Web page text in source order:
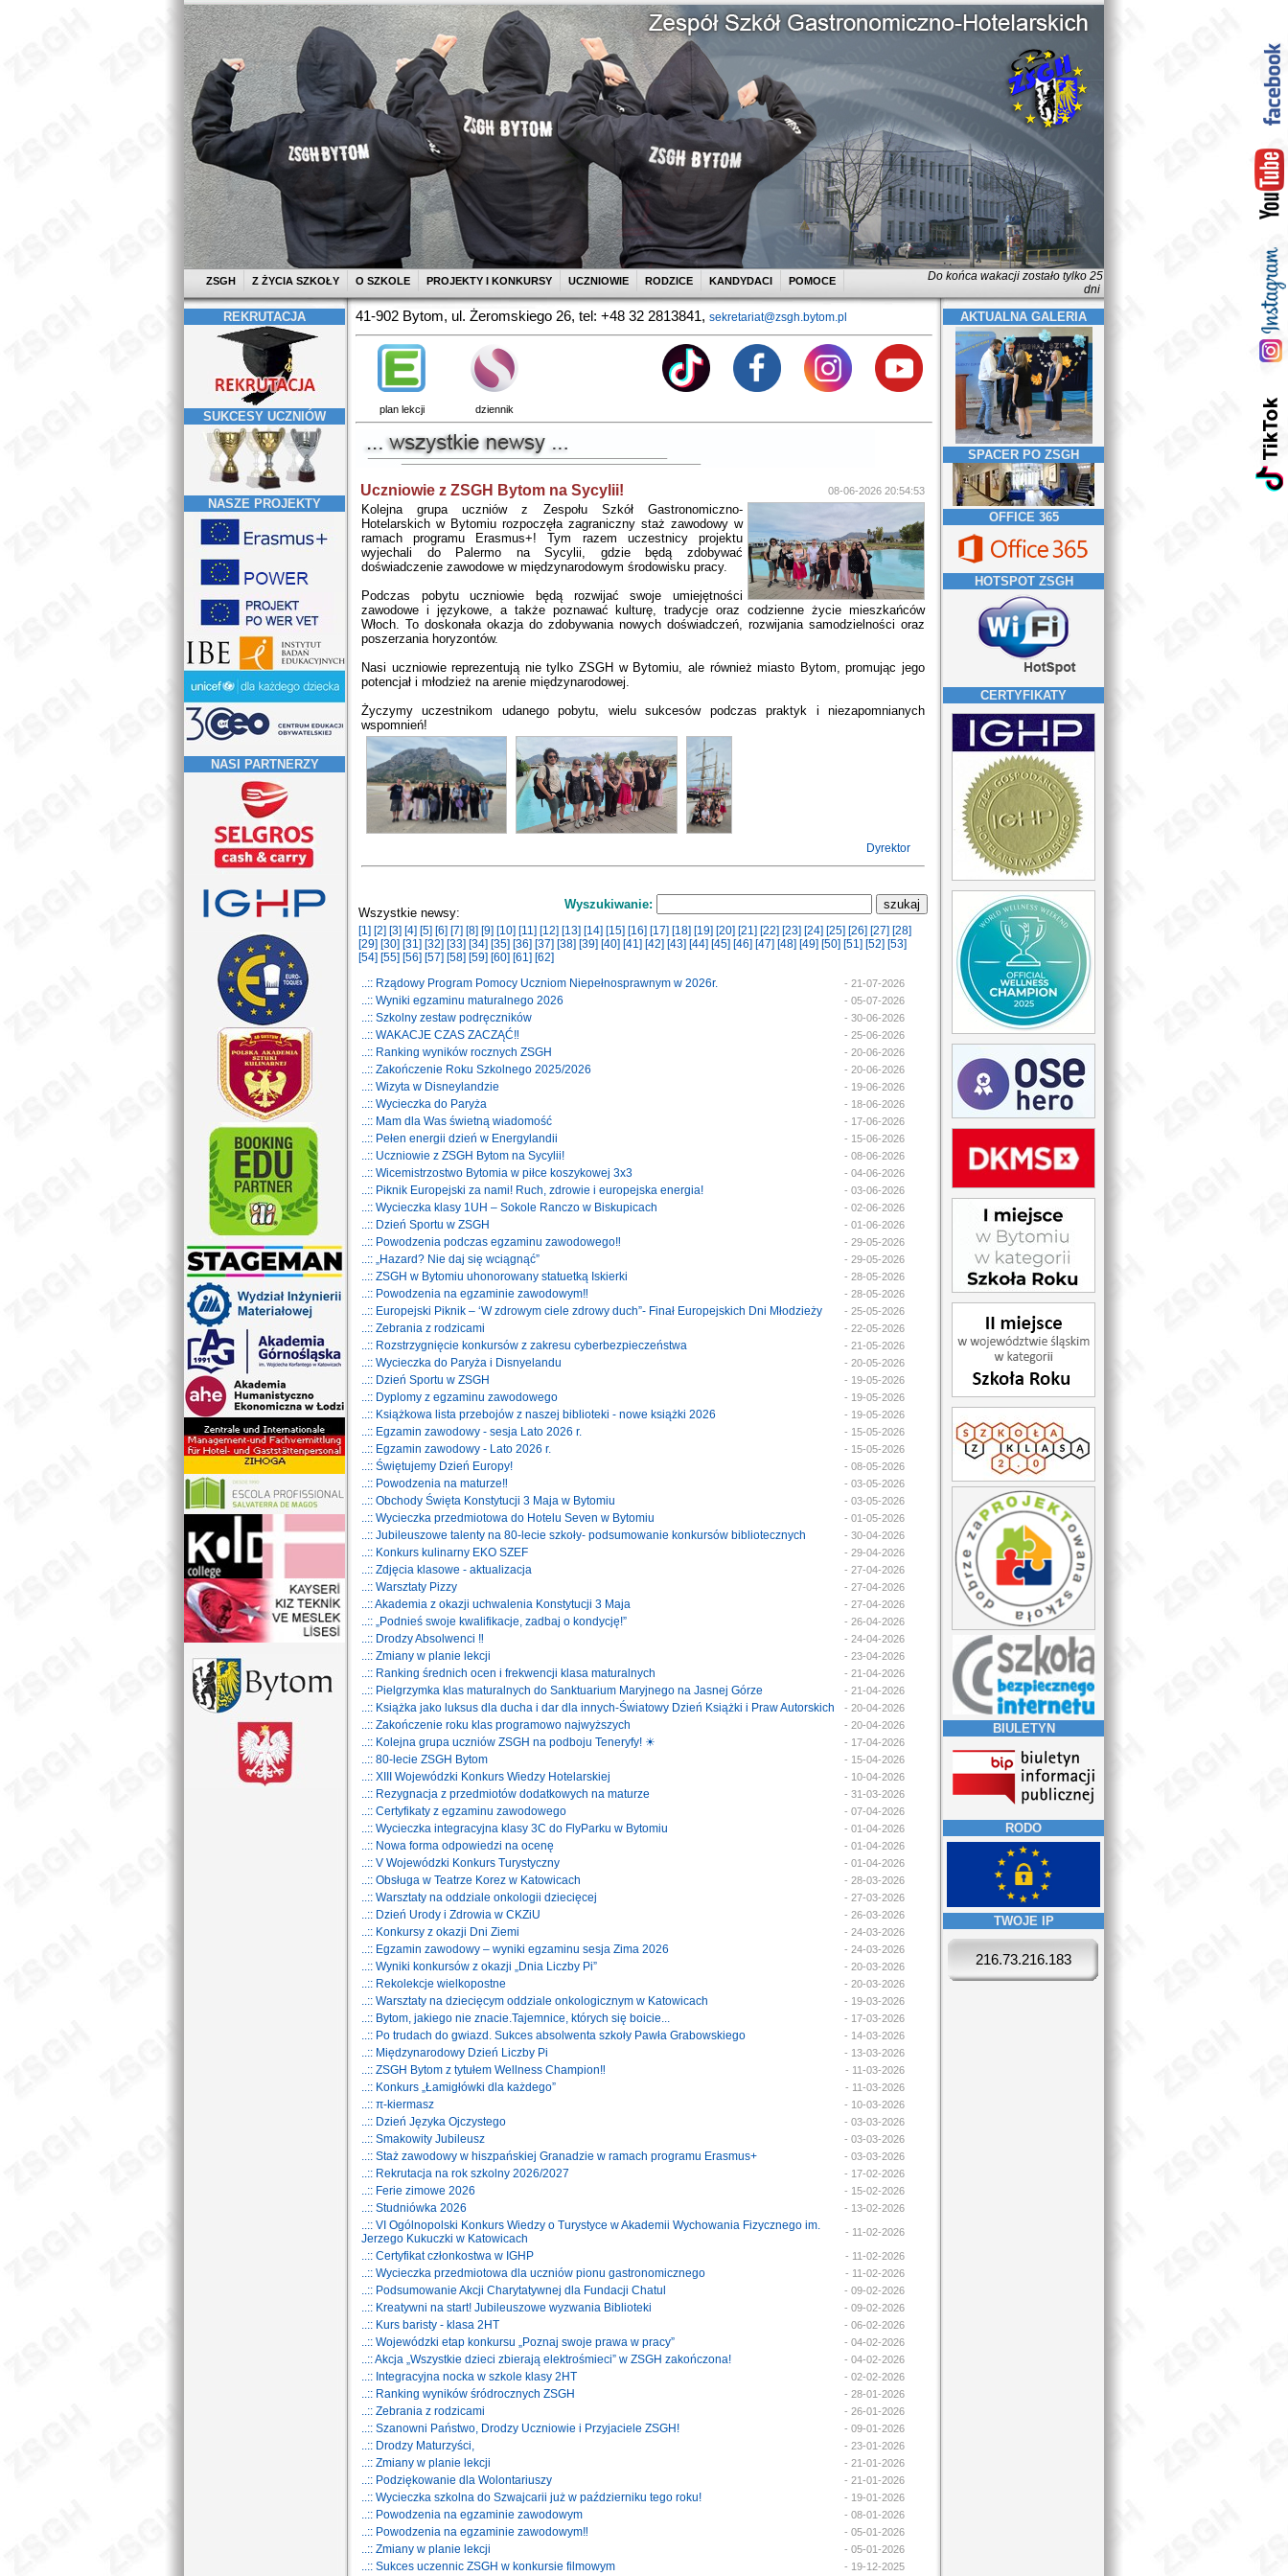
ZSGH Z ŻYCIA SZKOŁY O SZKOLE PROJEKTY I KONKURSY UCZNIOWIE RODZICE KANDYDACI POMOCE
Do końca wakacji zostało tylko 25
dni
REKRUTACJA
SUKCESY UCZNIÓW
NASZE PROJEKTY
NASI PARTNERZY
41-902 Bytom, ul. Żeromskiego 26, tel: +48 32 2813841, sekretariat@zsgh.bytom.pl
plan lekcji dziennik
Uczniowie z ZSGH Bytom na Sycylii! 08-06-2026 20:54:53
Kolejna grupa uczniów z Zespołu Szkół Gastronomiczno-
Hotelarskich w Bytomiu rozpoczęła zagraniczny staż zawodowy w
ramach programu Erasmus+! Tym razem uczestnicy projektu
wyjechali do Palermo na Sycylii, gdzie będą zdobywać
doświadczenie zawodowe w międzynarodowym środowisku pracy.
Podczas pobytu uczniowie będą rozwijać swoje umiejętności
zawodowe i językowe, a także poznawać kulturę, tradycje oraz codzienne życie mieszkańców
Włoch. To doskonała okazja do zdobywania nowych doświadczeń, rozwijania samodzielności oraz
poszerzania horyzontów.
Nasi uczniowie reprezentują nie tylko ZSGH w Bytomiu, ale również miasto Bytom, promując jego
potencjał i młodzież na arenie międzynarodowej.
Życzymy uczestnikom udanego pobytu, wielu sukcesów podczas praktyk i niezapomnianych
wspomnień!
Dyrektor
Wszystkie newsy:
Wyszukiwanie:
[1] [2] [3] [4] [5] [6] [7] [8] [9] [10] [11] [12] [13] [14] [15] [16] [17] [18] [19] [20] [21] [22] [23] [24] [25] [26] [27] [28]
[29] [30] [31] [32] [33] [34] [35] [36] [37] [38] [39] [40] [41] [42] [43] [44] [45] [46] [47] [48] [49] [50] [51] [52] [53]
[54] [55] [56] [57] [58] [59] [60] [61] [62]
..:: Rządowy Program Pomocy Uczniom Niepełnosprawnym w 2026r.
- 21-07-2026
..:: Wyniki egzaminu maturalnego 2026 - 05-07-2026
..:: Szkolny zestaw podręczników - 30-06-2026
..:: WAKACJE CZAS ZACZĄĆ‼️ - 25-06-2026
..:: Ranking wyników rocznych ZSGH - 20-06-2026
..:: Zakończenie Roku Szkolnego 2025/2026 - 20-06-2026
..:: Wizyta w Disneylandzie - 19-06-2026
..:: Wycieczka do Paryża - 18-06-2026
..:: Mam dla Was świetną wiadomość - 17-06-2026
..:: Pełen energii dzień w Energylandii - 15-06-2026
..:: Uczniowie z ZSGH Bytom na Sycylii! - 08-06-2026
..:: Wicemistrzostwo Bytomia w piłce koszykowej 3x3 - 04-06-2026
..:: Piknik Europejski za nami! Ruch, zdrowie i europejska energia! - 03-06-2026
..:: Wycieczka klasy 1UH – Sokole Ranczo w Biskupicach - 02-06-2026
..:: Dzień Sportu w ZSGH - 01-06-2026
..:: Powodzenia podczas egzaminu zawodowego‼️ - 29-05-2026
..:: „Hazard? Nie daj się wciągnąć” - 29-05-2026
..:: ZSGH w Bytomiu uhonorowany statuetką Iskierki - 28-05-2026
..:: Powodzenia na egzaminie zawodowym‼️ - 28-05-2026
..:: Europejski Piknik – ‘W zdrowym ciele zdrowy duch”- Finał Europejskich Dni Młodzieży - 25-05-2026
..:: Zebrania z rodzicami - 22-05-2026
..:: Rozstrzygnięcie konkursów z zakresu cyberbezpieczeństwa - 21-05-2026
..:: Wycieczka do Paryża i Disnyelandu - 20-05-2026
..:: Dzień Sportu w ZSGH - 19-05-2026
..:: Dyplomy z egzaminu zawodowego - 19-05-2026
..:: Książkowa lista przebojów z naszej biblioteki - nowe książki 2026 - 19-05-2026
..:: Egzamin zawodowy - sesja Lato 2026 r. - 15-05-2026
..:: Egzamin zawodowy - Lato 2026 r. - 15-05-2026
..:: Świętujemy Dzień Europy! - 08-05-2026
..:: Powodzenia na maturze‼️ - 03-05-2026
..:: Obchody Święta Konstytucji 3 Maja w Bytomiu - 03-05-2026
..:: Wycieczka przedmiotowa do Hotelu Seven w Bytomiu - 01-05-2026
..:: Jubileuszowe talenty na 80-lecie szkoły- podsumowanie konkursów bibliotecznych - 30-04-2026
..:: Konkurs kulinarny EKO SZEF - 29-04-2026
..:: Zdjęcia klasowe - aktualizacja - 27-04-2026
..:: Warsztaty Pizzy - 27-04-2026
..:: Akademia z okazji uchwalenia Konstytucji 3 Maja - 27-04-2026
..:: „Podnieś swoje kwalifikacje, zadbaj o kondycję!” - 26-04-2026
..:: Drodzy Absolwenci ‼️ - 24-04-2026
..:: Zmiany w planie lekcji - 23-04-2026
..:: Ranking średnich ocen i frekwencji klasa maturalnych - 21-04-2026
..:: Pielgrzymka klas maturalnych do Sanktuarium Maryjnego na Jasnej Górze - 21-04-2026
..:: Książka jako luksus dla ducha i dar dla innych-Światowy Dzień Książki i Praw Autorskich - 20-04-2026
..:: Zakończenie roku klas programowo najwyższych - 20-04-2026
..:: Kolejna grupa uczniów ZSGH na podboju Teneryfy! ☀ - 17-04-2026
..:: 80-lecie ZSGH Bytom - 15-04-2026
..:: XIII Wojewódzki Konkurs Wiedzy Hotelarskiej - 10-04-2026
..:: Rezygnacja z przedmiotów dodatkowych na maturze - 31-03-2026
..:: Certyfikaty z egzaminu zawodowego - 07-04-2026
..:: Wycieczka integracyjna klasy 3C do FlyParku w Bytomiu - 01-04-2026
..:: Nowa forma odpowiedzi na ocenę - 01-04-2026
..:: V Wojewódzki Konkurs Turystyczny - 01-04-2026
..:: Obsługa w Teatrze Korez w Katowicach - 28-03-2026
..:: Warsztaty na oddziale onkologii dziecięcej - 27-03-2026
..:: Dzień Urody i Zdrowia w CKZiU - 26-03-2026
..:: Konkursy z okazji Dni Ziemi - 24-03-2026
..:: Egzamin zawodowy – wyniki egzaminu sesja Zima 2026 - 24-03-2026
..:: Wyniki konkursów z okazji „Dnia Liczby Pi” - 20-03-2026
..:: Rekolekcje wielkopostne - 20-03-2026
..:: Warsztaty na dziecięcym oddziale onkologicznym w Katowicach - 19-03-2026
..:: Bytom, jakiego nie znacie.Tajemnice, których się boicie... - 17-03-2026
..:: Po trudach do gwiazd. Sukces absolwenta szkoły Pawła Grabowskiego - 14-03-2026
..:: Międzynarodowy Dzień Liczby Pi - 13-03-2026
..:: ZSGH Bytom z tytułem Wellness Champion‼️ - 11-03-2026
..:: Konkurs „Łamigłówki dla każdego” - 11-03-2026
..:: π-kiermasz - 10-03-2026
..:: Dzień Języka Ojczystego - 03-03-2026
..:: Smakowity Jubileusz - 03-03-2026
..:: Staż zawodowy w hiszpańskiej Granadzie w ramach programu Erasmus+ - 03-03-2026
..:: Rekrutacja na rok szkolny 2026/2027 - 17-02-2026
..:: Ferie zimowe 2026 - 15-02-2026
..:: Studniówka 2026 - 13-02-2026
..:: VI Ogólnopolski Konkurs Wiedzy o Turystyce w Akademii Wychowania Fizycznego im.
Jerzego Kukuczki w Katowicach
- 11-02-2026
..:: Certyfikat członkostwa w IGHP - 11-02-2026
..:: Wycieczka przedmiotowa dla uczniów pionu gastronomicznego - 11-02-2026
..:: Podsumowanie Akcji Charytatywnej dla Fundacji Chatul - 09-02-2026
..:: Kreatywni na start! Jubileuszowe wyzwania Biblioteki - 09-02-2026
..:: Kurs baristy - klasa 2HT - 06-02-2026
..:: Wojewódzki etap konkursu „Poznaj swoje prawa w pracy” - 04-02-2026
..:: Akcja „Wszystkie dzieci zbierają elektrośmieci” w ZSGH zakończona! - 04-02-2026
..:: Integracyjna nocka w szkole klasy 2HT - 02-02-2026
..:: Ranking wyników śródrocznych ZSGH - 28-01-2026
..:: Zebrania z rodzicami - 26-01-2026
..:: Szanowni Państwo, Drodzy Uczniowie i Przyjaciele ZSGH! - 09-01-2026
..:: Drodzy Maturzyści, - 23-01-2026
..:: Zmiany w planie lekcji - 21-01-2026
..:: Podziękowanie dla Wolontariuszy - 21-01-2026
..:: Wycieczka szkolna do Szwajcarii już w październiku tego roku! - 19-01-2026
..:: Powodzenia na egzaminie zawodowym - 08-01-2026
..:: Powodzenia na egzaminie zawodowym‼️ - 05-01-2026
..:: Zmiany w planie lekcji - 05-01-2026
..:: Sukces uczennic ZSGH w konkursie filmowym - 19-12-2025
AKTUALNA GALERIA
SPACER PO ZSGH
OFFICE 365
HOTSPOT ZSGH
CERTYFIKATY
BIULETYN
RODO
TWOJE IP
216.73.216.183